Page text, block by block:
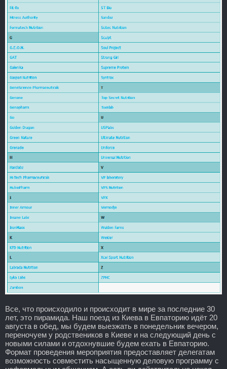
Все, что происходило и происходит в мире за последние 30
лет, это пирамида. Наш поезд из Киева в Евпаторию идёт 20
августа в обед, мы будем выезжать в понедельник вечером,
переночуем у родствеников в Киеве и на следующий день с
новыми силами и отдохнувшие будем ехать в Евпаторию.
Формат проведения мероприятия предоставляет делегатам
возможность совместить насыщенную деловую программу с